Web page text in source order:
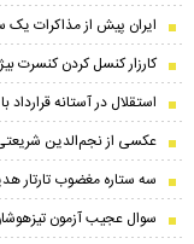
ایران پیش از مذاکرات یک
کارزار کنسل کردن کنسرت
استقلال در آستانه قرارداد
عکسی از نجم‌الدین
سه ستاره مغضوب تارتار
سوال عجیب آزمون